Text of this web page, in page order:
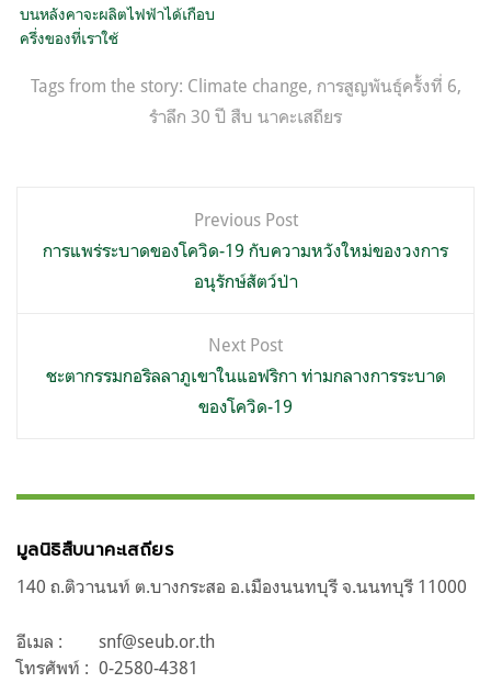
บนหลังคาจะผลิตไฟฟ้าได้เกือบ
ครึ่งของที่เราใช้
Tags from the story: Climate change, การสูญพันธ์ุครั้งที่ 6,
รำลึก 30 ปี สืบ นาคะเสถียร
เรื่อง
Previous Post
การแพร่ระบาดของโควิด-19 กับความหวังใหม่ของวงการ
อนุรักษ์สัตว์ป่า
Next Post
ชะตากรรมกอริลลาภูเขาในแอฟริกา ท่ามกลางการระบาด
ของโควิด-19
มูลนิธิสืบนาคะเสถียร
140 ถ.ติวานนท์ ต.บางกระสอ อ.เมืองนนทบุรี จ.นนทบุรี 11000
อีเมล :
snf@seub.or.th
โทรศัพท์ : 0-2580-4381